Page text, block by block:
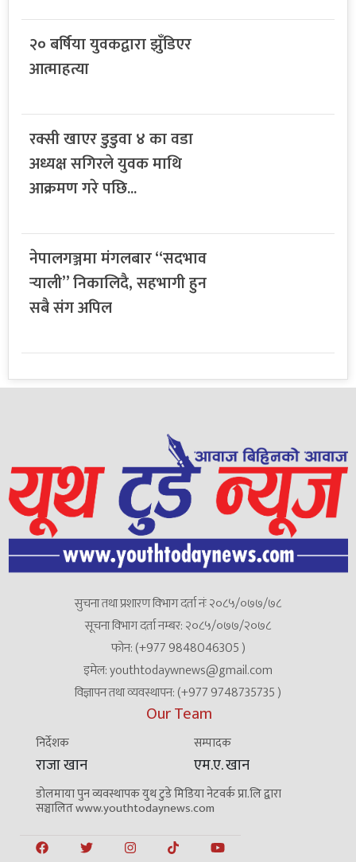
२० बर्षिया युवकद्वारा झुँडिएर
आत्माहत्या
रक्सी खाएर डुडुवा ४ का वडा
अध्यक्ष सगिरले युवक माथि
आक्रमण गरे पछि...
नेपालगञ्जमा मंगलबार “सदभाव
र्‍याली” निकालिदै, सहभागी हुन
सबै संग अपिल
सुचना तथा प्रशारण विभाग दर्ता नंः २०८५/०७७/७८
सूचना विभाग दर्ता नम्बर: २०८५/०७७/२०७८
फोन: (+977 9848046305 )
इमेल: youthtodaywnews@gmail.com
विज्ञापन तथा व्यवस्थापन: (+977 9748735735 )
Our Team
निर्देशक
राजा खान
सम्पादक
एम.ए. खान
डोलमाया पुन व्यवस्थापक युथ टुडे मिडिया नेटवर्क प्रा.लि द्वारा
सञ्चालित www.youthtodaynews.com